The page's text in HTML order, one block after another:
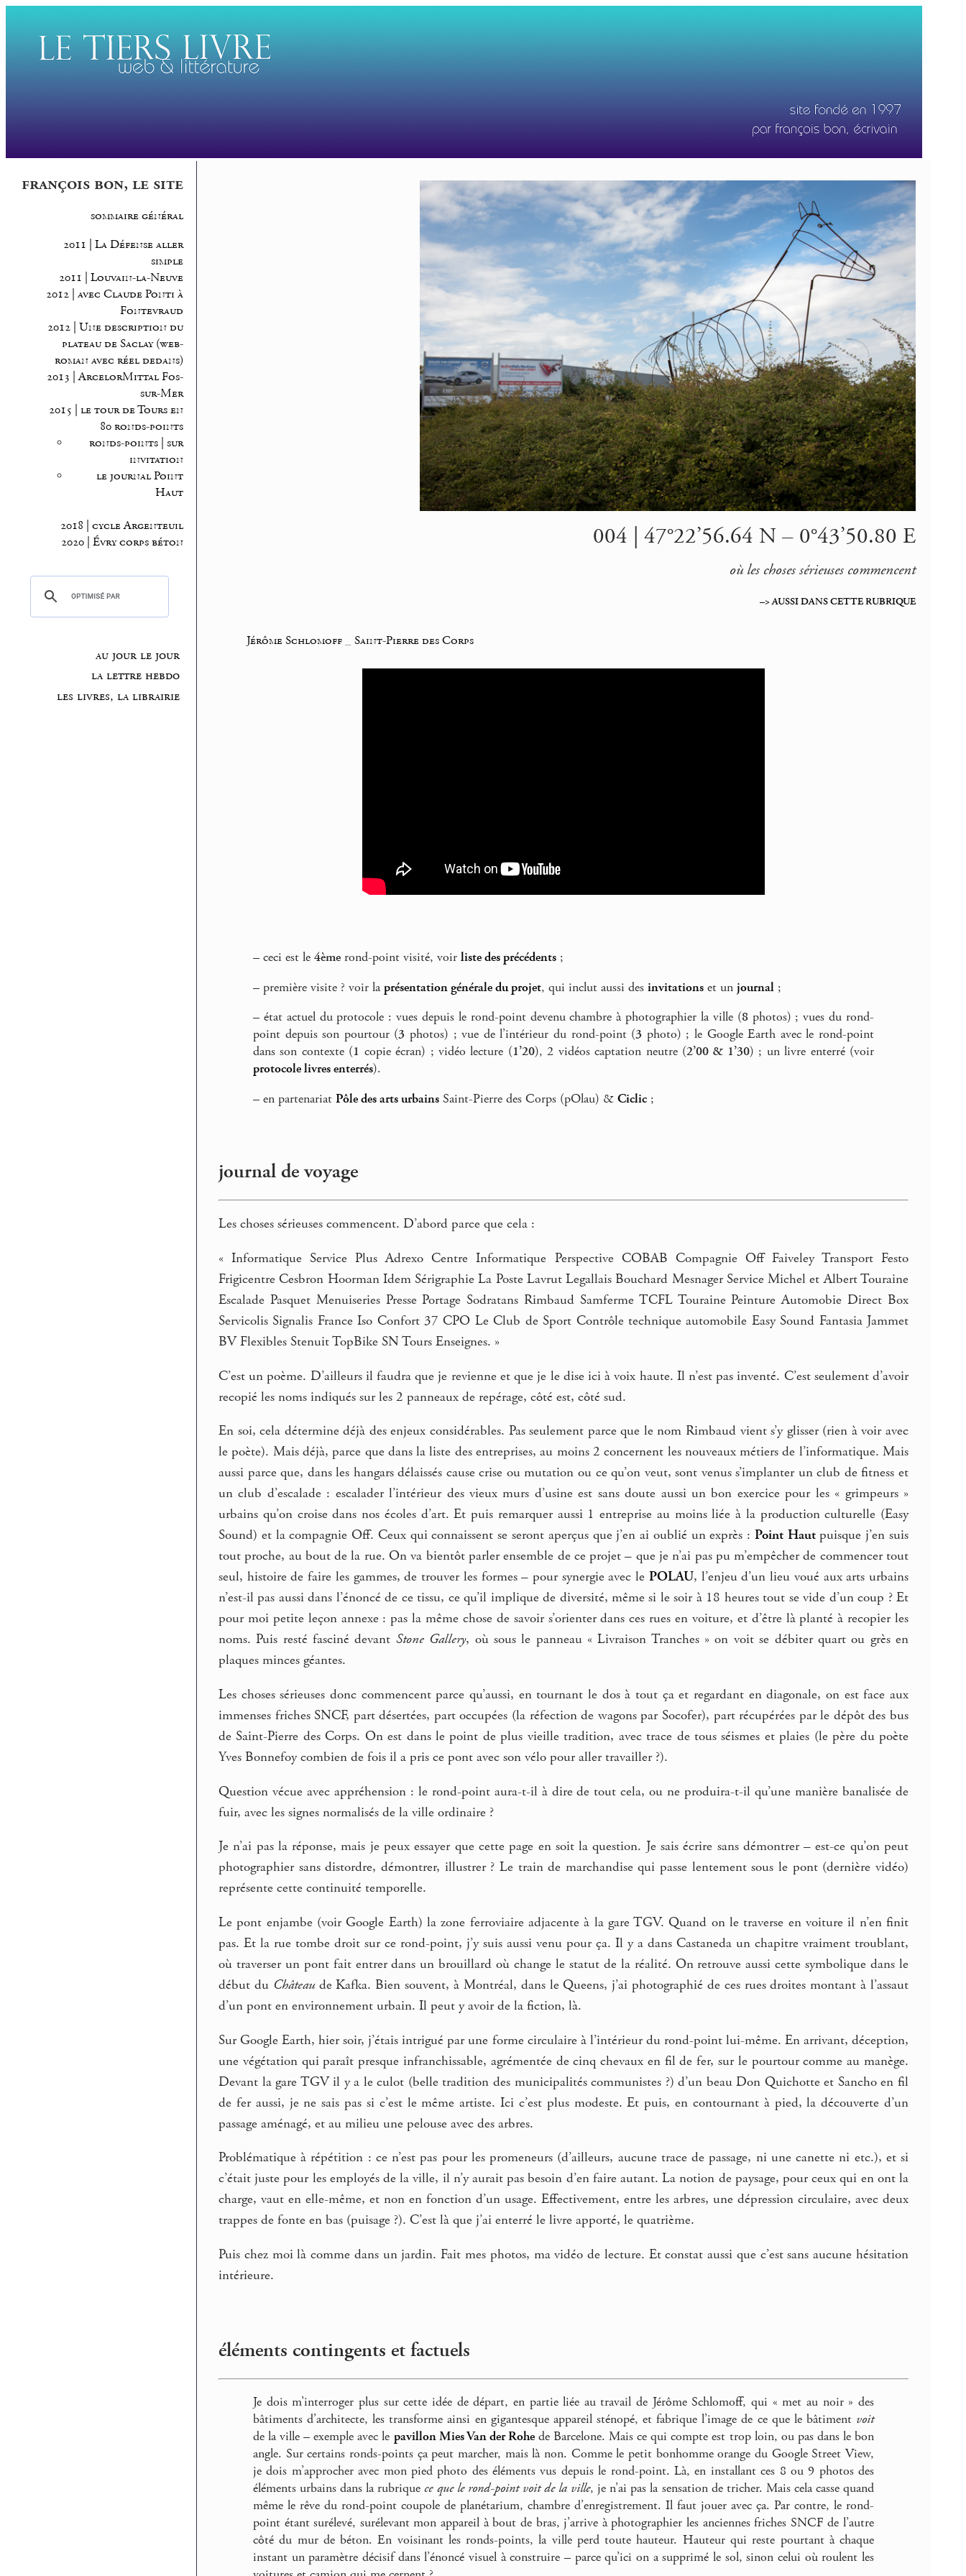
françois bon, le site
sommaire général
2011 | La Défense aller
simple
2011 | Louvain-la-Neuve
2012 | avec Claude Ponti à
Fontevraud
2012 | Une description du
plateau de Saclay (web-
roman avec réel dedans)
2013 | ArcelorMittal Fos-
sur-Mer
2015 | le tour de Tours en
80 ronds-points
ronds-points | sur
invitation
le journal Point
Haut
2018 | cycle Argenteuil
2020 | Évry corps béton
au jour le jour
la lettre hebdo
les livres, la librairie
004 | 47°22’56.64 N – 0°43’50.80 E
où les choses sérieuses commencent
–> AUSSI DANS CETTE RUBRIQUE
Jérôme Schlomoff _Saint-Pierre des Corps
– ceci est le 4ème rond-point visité, voir liste des précédents ;
– première visite ? voir laprésentation générale du projet, qui inclut aussi des invitations et un journal ;
– état actuel du protocole : vues depuis le rond-point devenu chambre à photographier la ville (8photos) ; vues du rond-
point depuis son pourtour (3 photos) ; vue de l’intérieur du rond-point (3 photo) ; le Google Earth avec le rond-point
dans son contexte (1 copie écran) ; vidéo lecture (1’20), 2 vidéos captation neutre (2’00 & 1’30) ; un livre enterré (voir
protocole livres enterrés).
– en partenariat Pôle des arts urbains Saint-Pierre des Corps (pOlau) & Ciclic ;
journal de voyage
Les choses sérieuses commencent. D’abord parce que cela :
« Informatique Service Plus Adrexo Centre Informatique Perspective COBAB Compagnie Off Faiveley Transport Festo
Frigicentre Cesbron Hoorman Idem Sérigraphie La Poste Lavrut Legallais Bouchard Mesnager Service Michel et Albert Touraine
Escalade Pasquet Menuiseries Presse Portage Sodratans Rimbaud Samferme TCFL Touraine Peinture Automobie Direct Box
Servicolis Signalis France Iso Confort 37 CPO Le Club de Sport Contrôle technique automobile Easy Sound Fantasia Jammet
BV Flexibles Stenuit TopBike SN Tours Enseignes. »
C’est un poème. D’ailleurs il faudra que je revienne et que je le dise ici à voix haute. Il n’est pas inventé. C’est seulement d’avoir
recopié les noms indiqués sur les 2 panneaux de repérage, côté est, côté sud.
En soi, cela détermine déjà des enjeux considérables. Pas seulement parce que le nom Rimbaud vient s’y glisser (rien à voir avec
le poète). Mais déjà, parce que dans la liste des entreprises, au moins 2 concernent les nouveaux métiers de l’informatique. Mais
aussi parce que, dans les hangars délaissés cause crise ou mutation ou ce qu’on veut, sont venus s’implanter un club de fitness et
un club d’escalade : escalader l’intérieur des vieux murs d’usine est sans doute aussi un bon exercice pour les « grimpeurs »
urbains qu’on croise dans nos écoles d’art. Et puis remarquer aussi 1 entreprise au moins liée à la production culturelle (Easy
Sound) et la compagnie Off. Ceux qui connaissent se seront aperçus que j’en ai oublié un exprès : Point Hautpuisque j’en suis
tout proche, au bout de la rue. On va bientôt parler ensemble de ce projet – que je n’ai pas pu m’empêcher de commencer tout
seul, histoire de faire les gammes, de trouver les formes – pour synergie avec le POLAU, l’enjeu d’un lieu voué aux arts urbains
n’est-il pas aussi dans l’énoncé de ce tissu, ce qu’il implique de diversité, même si le soir à 18 heures tout se vide d’un coup ? Et
pour moi petite leçon annexe : pas la même chose de savoir s’orienter dans ces rues en voiture, et d’être là planté à recopier les
noms. Puis resté fasciné devant Stone Gallery, où sous le panneau « Livraison Tranches » on voit se débiter quart ou grès en
plaques minces géantes.
Les choses sérieuses donc commencent parce qu’aussi, en tournant le dos à tout ça et regardant en diagonale, on est face aux
immenses friches SNCF, part désertées, part occupées (la réfection de wagons par Socofer), part récupérées par le dépôt des bus
de Saint-Pierre des Corps. On est dans le point de plus vieille tradition, avec trace de tous séismes et plaies (le père du poète
Yves Bonnefoy combien de fois il a pris ce pont avec son vélo pour aller travailler ?).
Question vécue avec appréhension : le rond-point aura-t-il à dire de tout cela, ou ne produira-t-il qu’une manière banalisée de
fuir, avec les signes normalisés de la ville ordinaire ?
Je n’ai pas la réponse, mais je peux essayer que cette page en soit la question. Je sais écrire sans démontrer – est-ce qu’on peut
photographier sans distordre, démontrer, illustrer ? Le train de marchandise qui passe lentement sous le pont (dernière vidéo)
représente cette continuité temporelle.
Le pont enjambe (voir Google Earth) la zone ferroviaire adjacente à la gare TGV. Quand on le traverse en voiture il n’en finit
pas. Et la rue tombe droit sur ce rond-point, j’y suis aussi venu pour ça. Il y a dans Castaneda un chapitre vraiment troublant,
où traverser un pont fait entrer dans un brouillard où change le statut de la réalité. On retrouve aussi cette symbolique dans le
début du Châteaude Kafka. Bien souvent, à Montréal, dans le Queens, j’ai photographié de ces rues droites montant à l’assaut
d’un pont en environnement urbain. Il peut y avoir de la fiction, là.
Sur Google Earth, hier soir, j’étais intrigué par une forme circulaire à l’intérieur du rond-point lui-même. En arrivant, déception,
une végétation qui paraît presque infranchissable, agrémentée de cinq chevaux en fil de fer, sur le pourtour comme au manège.
Devant la gare TGV il y a le culot (belle tradition des municipalités communistes ?) d’un beau Don Quichotte et Sancho en fil
de fer aussi, je ne sais pas si c’est le même artiste. Ici c’est plus modeste. Et puis, en contournant à pied, la découverte d’un
passage aménagé, et au milieu une pelouse avec des arbres.
Problématique à répétition : ce n’est pas pour les promeneurs (d’ailleurs, aucune trace de passage, ni une canette ni etc.), et si
c’était juste pour les employés de la ville, il n’y aurait pas besoin d’en faire autant. La notion de paysage, pour ceux qui en ont la
charge, vaut en elle-même, et non en fonction d’un usage. Effectivement, entre les arbres, une dépression circulaire, avec deux
trappes de fonte en bas (puisage ?). C’est là que j’ai enterré le livre apporté, le quatrième.
Puis chez moi là comme dans un jardin. Fait mes photos, ma vidéo de lecture. Et constat aussi que c’est sans aucune hésitation
intérieure.
éléments contingents et factuels
Je dois m’interroger plus sur cette idée de départ, en partie liée au travail de Jérôme Schlomoff, qui « met au noir » des
bâtiments d’architecte, les transforme ainsi en gigantesque appareil sténopé, et fabrique l’image de ce que le bâtiment voit
de la ville – exemple avec le pavillon Mies Van der Rohede Barcelone. Mais ce qui compte est trop loin, ou pas dans le bon
angle. Sur certains ronds-points ça peut marcher, mais là non. Comme le petit bonhomme orange du Google Street View,
je dois m’approcher avec mon pied photo des éléments vus depuis le rond-point. Là, en installant ces 8 ou 9 photos des
éléments urbains dans la rubriquece que le rond-point voit de la ville, je n’ai pas la sensation de tricher. Mais cela casse quand
même le rêve du rond-point coupole de planétarium, chambre d’enregistrement. Il faut jouer avec ça. Par contre, le rond-
point étant surélevé, surélevant mon appareil à bout de bras, j’arrive à photographier les anciennes friches SNCF de l’autre
côté du mur de béton. En voisinant les ronds-points, la ville perd toute hauteur. Hauteur qui reste pourtant à chaque
instant un paramètre décisif dans l’énoncé visuel à construire – parce qu’ici on a supprimé le sol, sinon celui où roulent les